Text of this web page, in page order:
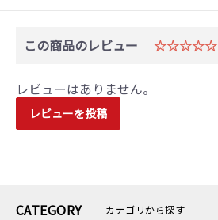
この商品のレビュー ☆☆☆☆☆
レビューはありません。
レビューを投稿
CATEGORY カテゴリから探す